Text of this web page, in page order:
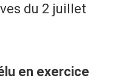
du 2 juillet
en exercice